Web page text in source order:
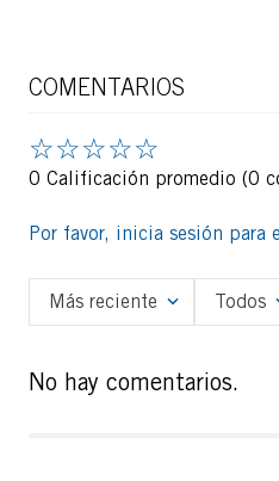
COMENTARIOS
☆☆☆☆☆
0 Calificación promedio (0
Por favor, inicia sesión para
Más reciente Todos
No hay comentarios.